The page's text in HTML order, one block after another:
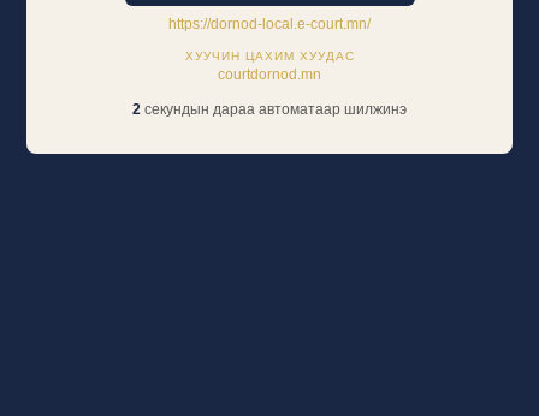
https://dornod-local.e-court.mn/
ХУУЧИН ЦАХИМ ХУУДАС
courtdornod.mn
2 секундын дараа автоматаар шилжинэ